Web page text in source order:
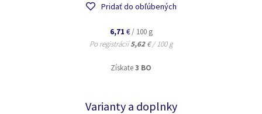
Pridať do obľúbených
6,71 € / 100 g
Po registrácií5,62€ / 100 g
Získate3 BO
Varianty a doplnky